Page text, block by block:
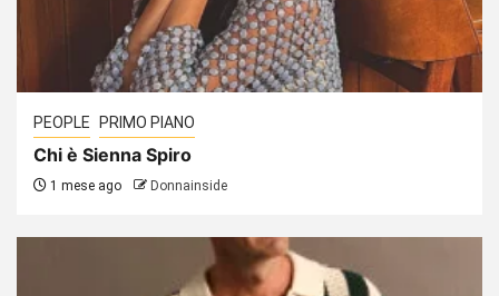
PEOPLE PRIMO PIANO
Chi è Sienna Spiro
1 mese ago Donnainside